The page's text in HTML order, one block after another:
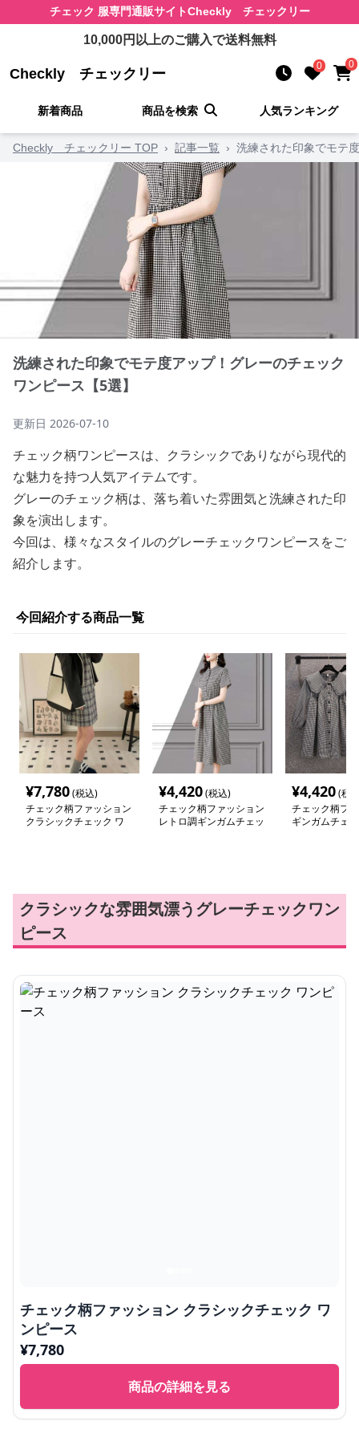
チェック 服専門通販サイトCheckly チェックリー
10,000円以上のご購入で送料無料
Checkly チェックリー 0 0
新着商品 商品を検索 人気ランキング
Checkly チェックリー TOP › 記事一覧 › 洗練された印象でモテ
洗練された印象でモテ度アップ！グレーのチェック
ワンピース【5選】
更新日 2026-07-10
チェック柄ワンピースは、クラシックでありながら現代的
な魅力を持つ人気アイテムです。
グレーのチェック柄は、落ち着いた雰囲気と洗練された印
象を演出します。
今回は、様々なスタイルのグレーチェックワンピースをご
紹介します。
今回紹介する商品一覧
¥7,780(税込)
チェック柄ファッション
クラシックチェック ワ
¥4,420(税込)
チェック柄ファッション
レトロ調ギンガムチェッ
¥4,420(税
チェック柄フ
ギンガムチェ
クラシックな雰囲気漂うグレーチェックワン
ピース
チェック柄ファッション クラシックチェック ワ
ンピース
¥7,780
商品の詳細を見る